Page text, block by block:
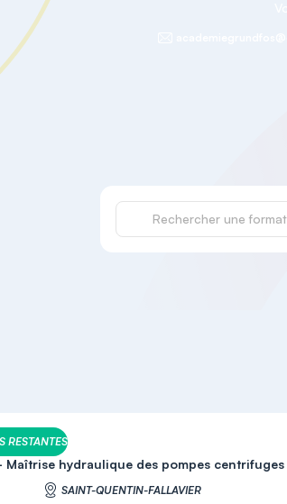
RESTANTES
Maîtrise hydraulique des pompes centrifuges
SAINT-QUENTIN-FALLAVIER